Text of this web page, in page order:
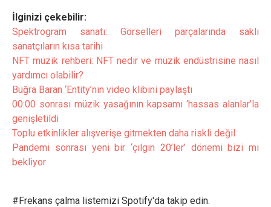
İlginizi çekebilir:
Spektrogram sanatı: Görselleri parçalarında saklı
sanatçıların kısa tarihi
NFT müzik rehberi: NFT nedir ve müzik endüstrisine nasıl
yardımcı olabilir?
Buğra Baran ‘Entity’nin video klibini paylaştı
00:00 sonrası müzik yasağının kapsamı ‘hassas alanlar’la
genişletildi
Toplu etkinlikler alışverişe gitmekten daha riskli değil
Pandemi sonrası yeni bir ‘çılgın 20’ler’ dönemi bizi mi
bekliyor
#Frekans çalma listemizi Spotify'da takip edin.